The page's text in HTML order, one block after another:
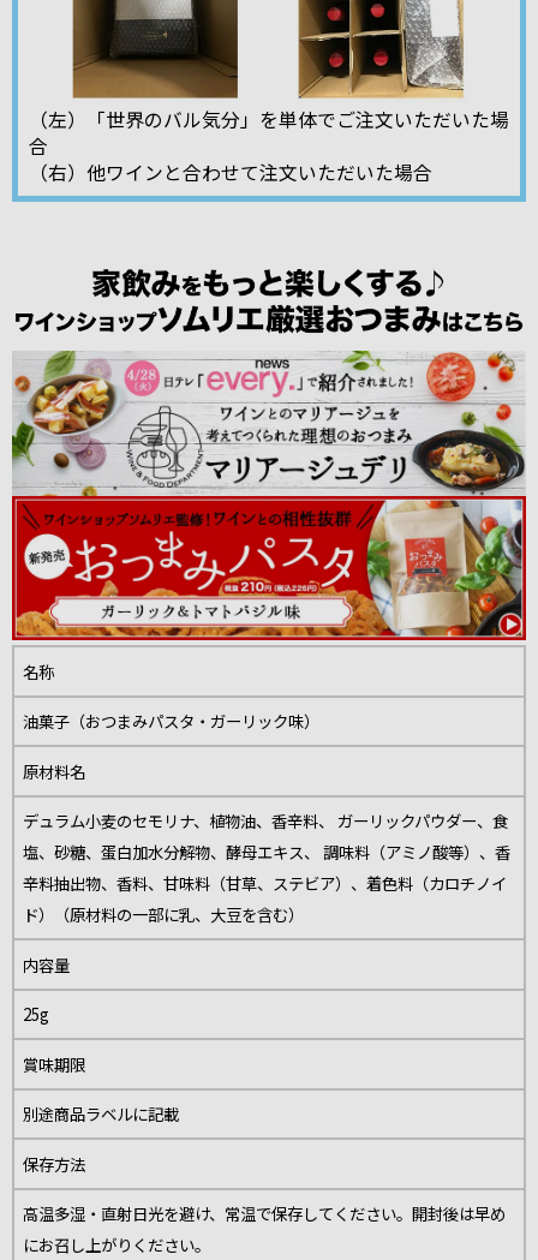
（左）「世界のバル気分」を単体でご注文いただいた場
合
（右）他ワインと合わせて注文いただいた場合
名称
油菓子（おつまみパスタ・ガーリック味）
原材料名
デュラム小麦のセモリナ、植物油、香辛料、 ガーリックパウダー、食
塩、砂糖、蛋白加水分解物、酵母エキス、 調味料（アミノ酸等）、香
辛料抽出物、香料、甘味料（甘草、ステビア）、着色料（カロチノイ
ド）（原材料の一部に乳、大豆を含む）
内容量
25g
賞味期限
別途商品ラベルに記載
保存方法
高温多湿・直射日光を避け、常温で保存してください。開封後は早め
にお召し上がりください。